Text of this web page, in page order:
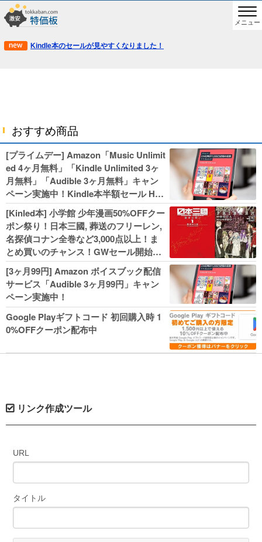
メニュー
Kindle本のセールが見やすくなりました！
おすすめ商品
[プライムデー] Amazon「Music Unlimit
ed 4ヶ月無料」「Kindle Unlimited 3ヶ
月無料」「Audible 3ヶ月無料」キャン
ペーン実施中！Kindle本半額セール HU
NTER×HUNTERなど集英社、無職転生,
幼女戦記などKADOKAWA、キャプテン
翼100円セールも！
[Kinled本] 小学館 少年漫画50%OFFクー
ポン祭り！日本三國, 葬送のフリーレン,
名探偵コナン全巻など3,000点以上！ま
とめ買いのチャンス！GWセール開始！
人気コミック多数 カドカワ祭やIT関連本
がセールに！
[3ヶ月99円] Amazon ボイスブック配信
サービス「Audible 3ヶ月99円」キャン
ペーン実施中！
Google Playギフトコード 初回購入時 1
0%OFFクーポン配布中
リンク作成ツール
URL
タイトル